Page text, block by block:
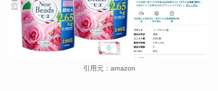
引用元：amazon